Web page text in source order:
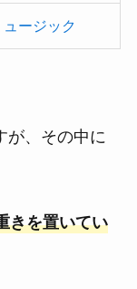
ュージック
が、その中に
きを置いてい